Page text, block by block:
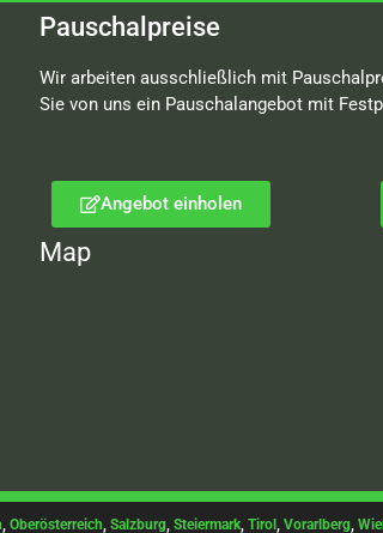
Pauschalpreise
Wir arbeiten ausschließlich mit
Sie von uns ein Pauschalangebot mit
Angebot einholen
Map
Oberösterreich Salzburg, Steiermark, Tirol, Vorarlberg,